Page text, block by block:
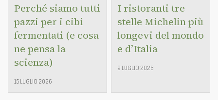
Perché siamo tutti
pazzi per i cibi
fermentati (e cosa
ne pensa la
scienza)
15 LUGLIO 2026
I ristoranti tre
stelle Michelin più
longevi del mondo
e d’Italia
9 LUGLIO 2026